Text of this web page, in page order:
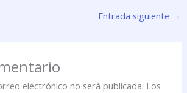
Entrada siguiente →
electrónico no será publicada. Los